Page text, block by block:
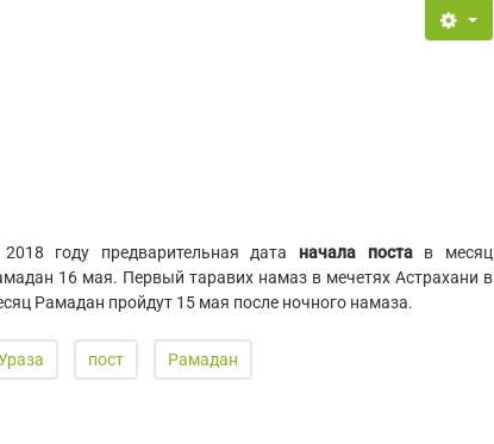
году предварительная дата начала постав месяц
16 мая. Первый таравих намаз в мечетях Астрахани в
Рамадан пройдут 15 мая после ночного намаза.
пост Рамадан